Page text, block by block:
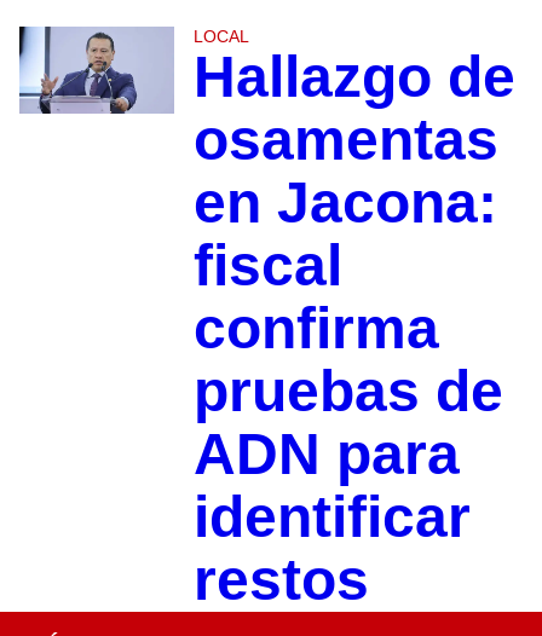
LOCAL
Hallazgo de
osamentas
en Jacona:
fiscal
confirma
pruebas de
ADN para
identificar
restos